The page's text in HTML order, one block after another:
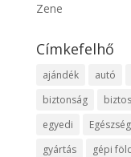
Zene
Címkefelhő
ajándék autó
biztonság
egyedi
Egészség
gyártás
gépi